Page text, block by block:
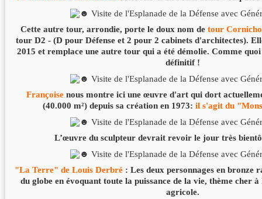
Cette autre tour, arrondie, porte le doux nom de tour
tour D2 - (D pour Défense et 2 pour 2 cabinets d'architectes).
2015 et remplace une autre tour qui a été démolie. Comme
définitif !
Françoise nous montre ici une œuvre d'art qui dort
(40.000 m²) depuis sa création en 1973: il s'agit du
L’œuvre du sculpteur devrait revoir le jour très
"La Terre" de Louis Derbré : Les deux personnages en bronze
du globe en évoquant toute la puissance de la vie, thème cher
agricole.